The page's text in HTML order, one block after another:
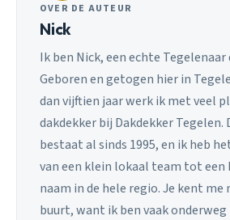
OVER DE AUTEUR
Nick
Ik ben Nick, een echte Tegelenaar
Geboren en getogen hier in
dan vijftien jaar werk ik met veel
dakdekker bij Dakdekker Tegelen.
bestaat al sinds 1995, en ik heb
van een klein lokaal team tot
naam in de hele regio. Je kent me
buurt, want ik ben vaak